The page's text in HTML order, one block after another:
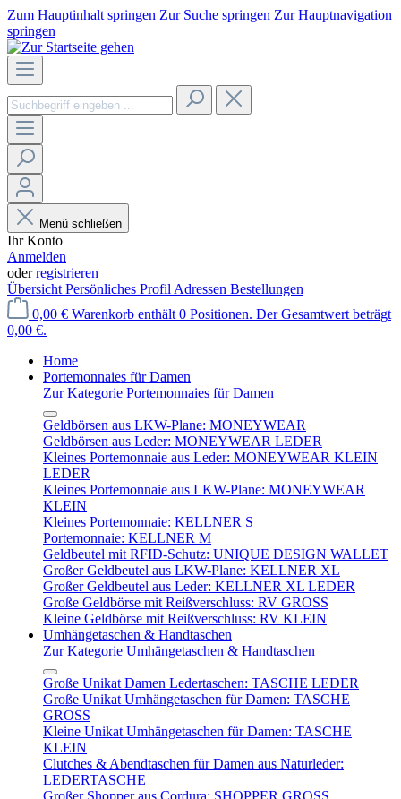
Zum Hauptinhalt springen Zur Suche springen Zur Hauptnavigation
springen
Menü schließen
Ihr Konto
Anmelden
oderregistrieren
Übersicht Persönliches Profil Adressen Bestellungen
0,00 € Warenkorb enthält 0 Positionen. Der Gesamtwert beträgt
0,00 €.
Home
Portemonnaies für Damen
Zur Kategorie Portemonnaies für Damen
Geldbörsen aus LKW-Plane: MONEYWEAR
Geldbörsen aus Leder: MONEYWEAR LEDER
Kleines Portemonnaie aus Leder: MONEYWEAR KLEIN
LEDER
Kleines Portemonnaie aus LKW-Plane: MONEYWEAR
KLEIN
Kleines Portemonnaie: KELLNER S
Portemonnaie: KELLNER M
Geldbeutel mit RFID-Schutz: UNIQUE DESIGN WALLET
Großer Geldbeutel aus LKW-Plane: KELLNER XL
Großer Geldbeutel aus Leder: KELLNER XL LEDER
Große Geldbörse mit Reißverschluss: RV GROSS
Kleine Geldbörse mit Reißverschluss: RV KLEIN
Umhängetaschen & Handtaschen
Zur Kategorie Umhängetaschen & Handtaschen
Große Unikat Damen Ledertaschen: TASCHE LEDER
Große Unikat Umhängetaschen für Damen: TASCHE
GROSS
Kleine Unikat Umhängetaschen für Damen: TASCHE
KLEIN
Clutches & Abendtaschen für Damen aus Naturleder:
LEDERTASCHE
Großer Shopper aus Cordura: SHOPPER GROSS